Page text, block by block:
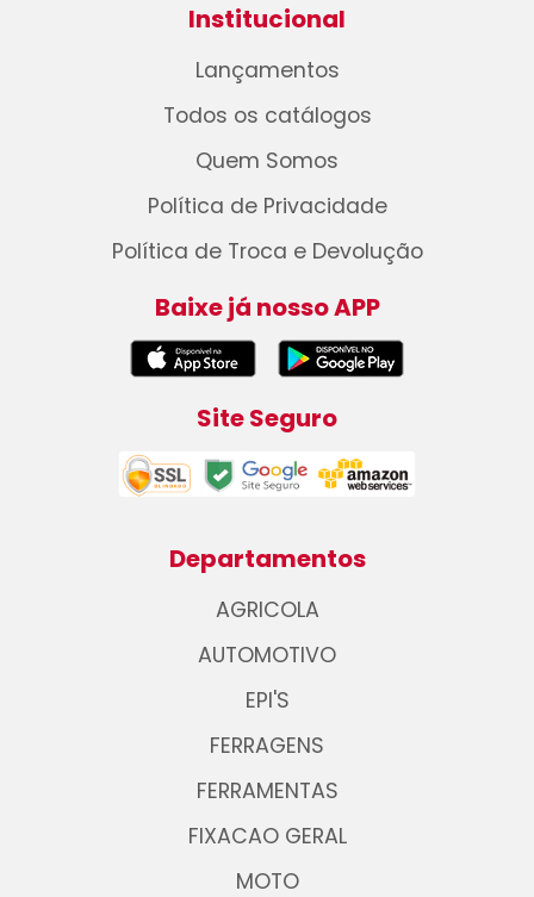
Institucional
Lançamentos
Todos os catálogos
Quem Somos
Política de Privacidade
Política de Troca e Devolução
Baixe já nosso APP
Site Seguro
Departamentos
AGRICOLA
AUTOMOTIVO
EPI'S
FERRAGENS
FERRAMENTAS
FIXACAO GERAL
MOTO